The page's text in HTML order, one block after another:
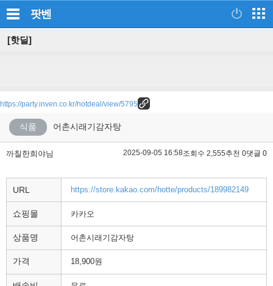
팟벤
[핫딜]
https://party.inven.co.kr/hotdeal/view/5795
식품 어촌시래기감자탕
까칠한희야님 2025-09-05 16:58조회수 2,555추천 0댓글 0
URL https://store.kakao.com/hotte/products/189982149
쇼핑몰 카카오
상품명 어촌시래기감자탕
가격 18,900원